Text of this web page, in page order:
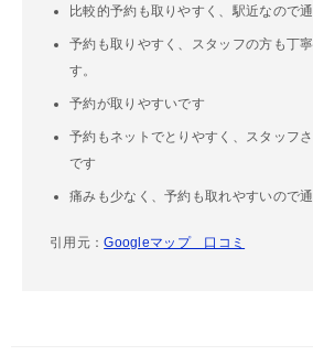
比較的予約も取りやすく、駅近なので通
予約も取りやすく、スタッフの方も丁
す。
予約が取りやすいです
予約もネットでとりやすく、スタッフ
です
痛みも少なく、予約も取れやすいので通
引用元：Googleマップ 口コミ